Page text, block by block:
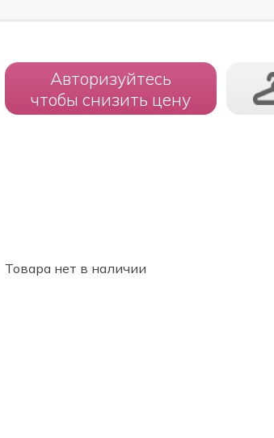
Авторизуйтесь
чтобы снизить цену
Товара нет в наличии